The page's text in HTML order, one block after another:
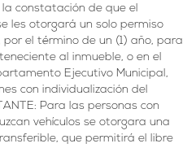
constatación de que el
les otorgará un solo permiso
el término de un (1) año, para
al inmueble, o en el
Ejecutivo Municipal,
con individualización del
Para las personas con
vehículos se otorgara una
que permitirá el libre